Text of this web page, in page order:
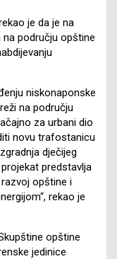
je da je na
području opštine
niskonaponske
na području
za urbani dio
novu trafostanicu
dječijeg
predstavlja
opštine i
rekao je
opštine
jedinice